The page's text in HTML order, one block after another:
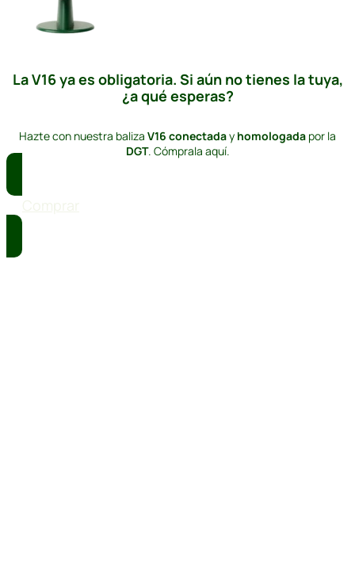
La V16 ya es obligatoria. Si aún no tienes la tuya,
¿a qué esperas?
Hazte con nuestra baliza V16 conectaday homologada por la
DGT. Cómprala aquí.